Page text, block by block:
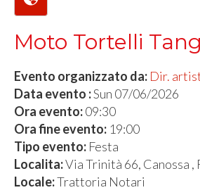
Moto Tortelli
Evento organizzato da: Dir.
Data evento :Sun 07/06/2026
Ora evento:09:30
Ora fine evento: 19:00
Tipo evento: Festa
Localita:Via Trinità 66, Canossa ,
Locale:Trattoria Notari